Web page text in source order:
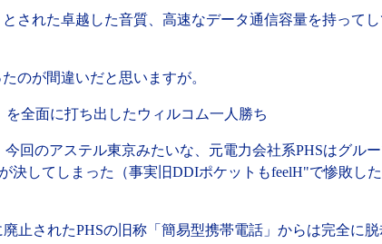
された卓越した音質、高速なデータ通信容量を持って
のが間違いだと思いますが。
全面に打ち出したウィルコム一人勝ち
回のアステル東京みたいな、元電力会社系PHSはグル
決してしまった（事実旧DDIポケットもfeelH"で惨敗し
止されたPHSの旧称「簡易型携帯電話」からは完全に脱